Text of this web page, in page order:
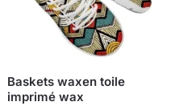
Baskets waxen toile
imprimé wax